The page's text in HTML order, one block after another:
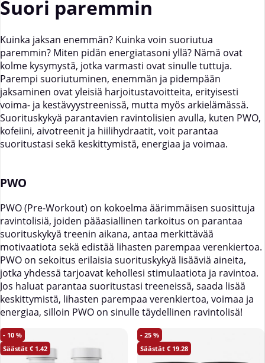
Suori paremmin
Kuinka jaksan enemmän? Kuinka voin suoriutua
paremmin? Miten pidän energiatasoni yllä? Nämä ovat
kolme kysymystä, jotka varmasti ovat sinulle tuttuja.
Parempi suoriutuminen, enemmän ja pidempään
jaksaminen ovat yleisiä harjoitustavoitteita, erityisesti
voima- ja kestävyystreenissä, mutta myös arkielämässä.
Suorituskykyä parantavien ravintolisien avulla, kuten PWO,
kofeiini, aivotreenit ja hiilihydraatit, voit parantaa
suoritustasi sekä keskittymistä, energiaa ja voimaa.
PWO
PWO (Pre-Workout) on kokoelma äärimmäisen suosittuja
ravintolisiä, joiden pääasiallinen tarkoitus on parantaa
suorituskykyä treenin aikana, antaa merkittävää
motivaatiota sekä edistää lihasten parempaa verenkiertoa.
PWO on sekoitus erilaisia suorituskykyä lisääviä aineita,
jotka yhdessä tarjoavat kehollesi stimulaatiota ja ravintoa.
Jos haluat parantaa suoritustasi treeneissä, saada lisää
keskittymistä, lihasten parempaa verenkiertoa, voimaa ja
energiaa, silloin PWO on sinulle täydellinen ravintolisä!
10
1.42
25
19.28